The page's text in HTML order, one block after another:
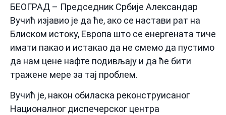
БЕОГРАД – Председник Србије Александар
Вучић изјавио је да ће, ако се настави рат на
Блиском истоку, Европа што се енергената тиче
имати пакао и истакао да не смемо да пустимо
да нам цене нафте подивљају и да ће бити
тражене мере за тај проблем.
Вучић је, након обиласка реконструисаног
Националног диспечерског центра